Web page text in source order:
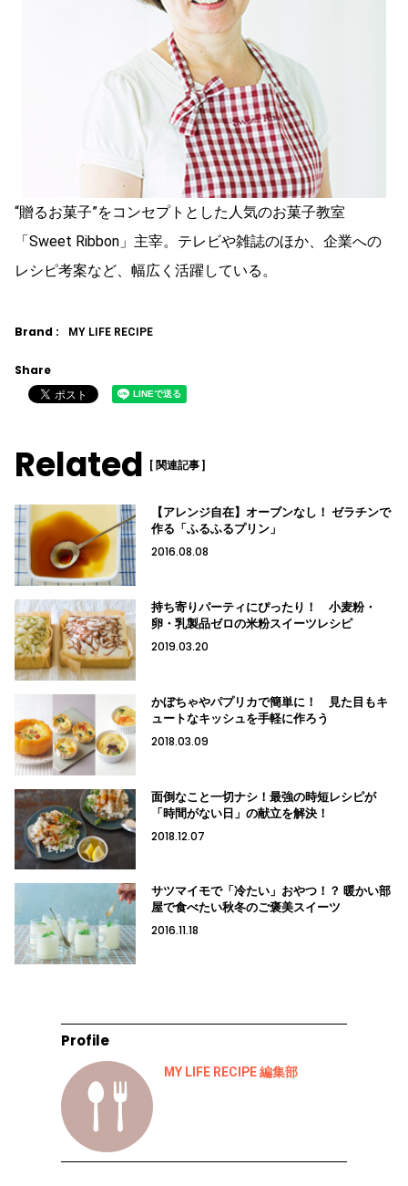
“贈るお菓子”をコンセプトとした人気のお菓子教室
「Sweet Ribbon」主宰。テレビや雑誌のほか、企業への
レシピ考案など、幅広く活躍している。
Brand : MY LIFE RECIPE
Share
Related [ 関連記事 ]
【アレンジ自在】オーブンなし！ ゼラチンで
作る「ふるふるプリン」
2016.08.08
持ち寄りパーティにぴったり！ 小麦粉・
卵・乳製品ゼロの米粉スイーツレシピ
2019.03.20
かぼちゃやパプリカで簡単に！ 見た目もキ
ュートなキッシュを手軽に作ろう
2018.03.09
面倒なこと一切ナシ！最強の時短レシピが
「時間がない日」の献立を解決！
2018.12.07
サツマイモで「冷たい」おやつ！？ 暖かい部
屋で食べたい秋冬のご褒美スイーツ
2016.11.18
Profile
MY LIFE RECIPE 編集部